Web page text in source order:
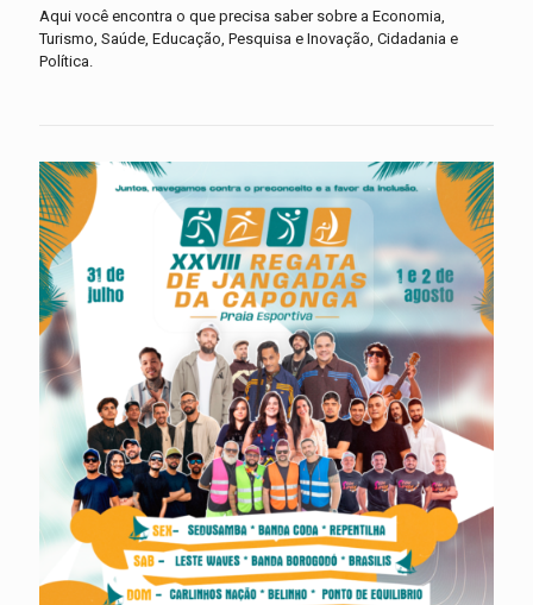
Aqui você encontra o que precisa saber sobre a Economia,
Turismo, Saúde, Educação, Pesquisa e Inovação, Cidadania e
Política.